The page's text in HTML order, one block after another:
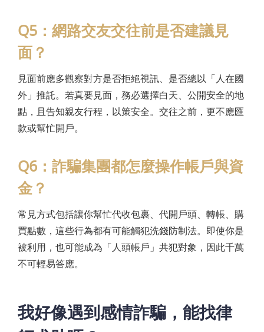
Q5：網路交友交往前是否建議見
面？
見面前應多觀察對方是否拒絕視訊、是否總以「人在國
外」推託。若真要見面，務必選擇白天、公開安全的地
點，且告知親友行程，以策安全。交往之前，更不應匯
款或幫忙開戶。
Q6：詐騙集團都怎麼操作帳戶與資
金？
常見方式包括讓你幫忙代收包裹、代開戶頭、轉帳、購
買點數，這些行為都有可能觸犯洗錢防制法。即使你是
被利用，也可能成為「人頭帳戶」共犯對象，因此千萬
不可輕易答應。
我好像遇到感情詐騙，能找律